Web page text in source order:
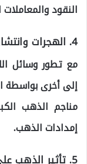
النقود والمعاملات
4. الهجرات
مع تطور وسائل
إلى أخرى بواسطة
مناجم الذهب
إمدادات الذهب.
5. تأثير الذهب